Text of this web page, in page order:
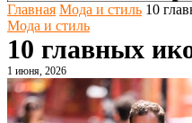
Главная Мода и стиль 10
Мода и стиль
10 главных
1 июня, 2026